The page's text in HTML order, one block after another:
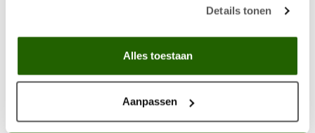
Details tonen
Alles toestaan
Aanpassen
Tamiya Extra-Thin Cement -
Op voorraad